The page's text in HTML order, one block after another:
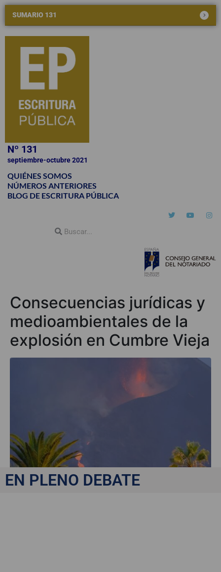
SUMARIO 131
Nº 131
septiembre-octubre 2021
QUIÉNES SOMOS
NÚMEROS ANTERIORES
BLOG DE ESCRITURA PÚBLICA
Consecuencias jurídicas y
medioambientales de la
explosión en Cumbre Vieja
EN PLENO DEBATE